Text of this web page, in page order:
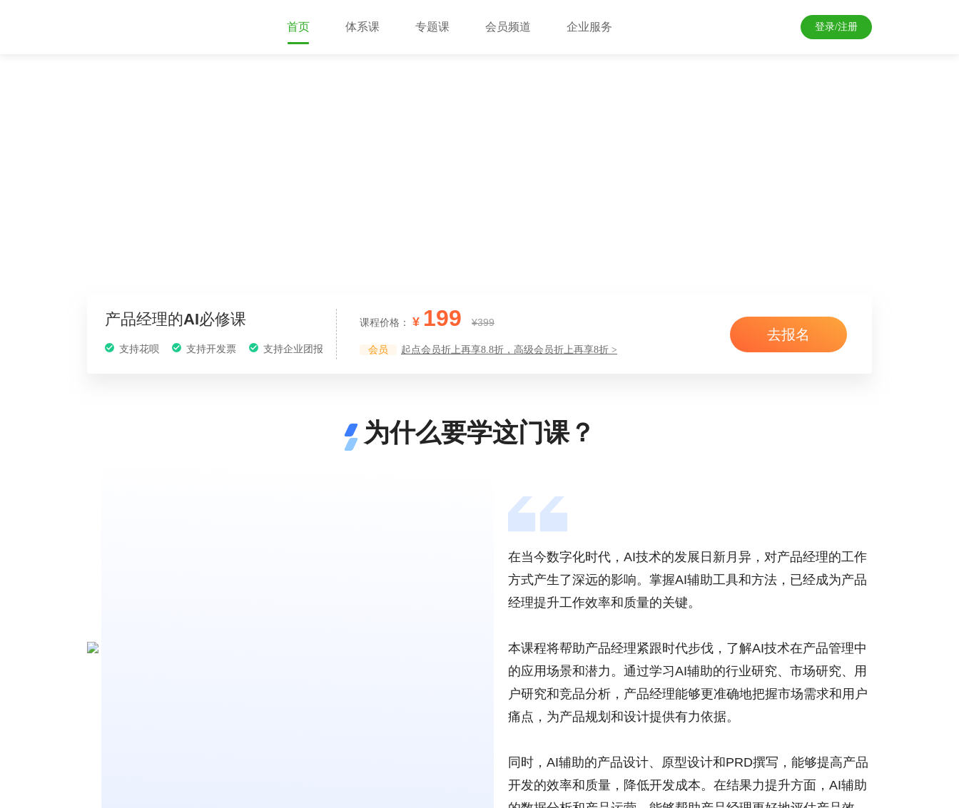
首页 体系课 专题课 会员频道 企业服务 登录/注册
产品经理的AI必修课
支持花呗 支持开发票 支持企业团报
课程价格： ¥ 199 ¥399
会员 起点会员折上再享8.8折，高级会员折上再享8折 >
去报名
为什么要学这门课？
在当今数字化时代，AI技术的发展日新月异，对产品经理的工作
方式产生了深远的影响。掌握AI辅助工具和方法，已经成为产品
经理提升工作效率和质量的关键。
本课程将帮助产品经理紧跟时代步伐，了解AI技术在产品管理中
的应用场景和潜力。通过学习AI辅助的行业研究、市场研究、用
户研究和竞品分析，产品经理能够更准确地把握市场需求和用户
痛点，为产品规划和设计提供有力依据。
同时，AI辅助的产品设计、原型设计和PRD撰写，能够提高产品
开发的效率和质量，降低开发成本。在结果力提升方面，AI辅助